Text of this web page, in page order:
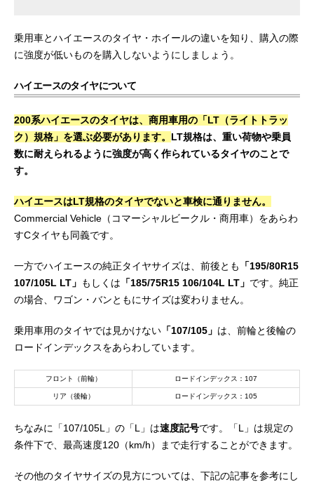
乗用車とハイエースのタイヤ・ホイールの違いを知り、購入の際
に強度が低いものを購入しないようにしましょう。
ハイエースのタイヤについて
200系ハイエースのタイヤは、商用車用の「LT（ライトトラッ
ク）規格」を選ぶ必要があります。 LT規格は、重い荷物や乗員
数に耐えられるように強度が高く作られているタイヤのことで
す。
ハイエースはLT規格のタイヤでないと車検に通りません。
Commercial Vehicle（コマーシャルビークル・商用車）をあらわ
すCタイヤも同義です。
一方でハイエースの純正タイヤサイズは、前後とも
「195/80R15
107/105L LT」 もしくは 「185/75R15 106/104L LT」 です。純正
の場合、ワゴン・バンともにサイズは変わりません。
乗用車用のタイヤでは見かけない 「107/105」 は、前輪と後輪の
ロードインデックスをあらわしています。
フロント（前輪） ロードインデックス：107
リア（後輪） ロードインデックス：105
ちなみに「107/105L」の「L」は速度記号です。「L」は規定の
条件下で、最高速度120（km/h）まで走行することができます。
その他のタイヤサイズの見方については、下記の記事を参考にし